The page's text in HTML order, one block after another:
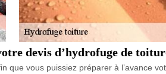
devis d’hydrofuge de
vous puissiez préparer à l’avance